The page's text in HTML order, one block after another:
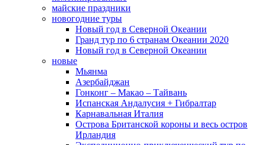
майские праздники
новогодние туры
Новый год в Северной Океании
Гранд тур по 6 странам Океании 2020
Новый год в Северной Океании
новые
Мьянма
Азербайджан
Гонконг – Макао – Тайвань
Испанская Андалусия + Гибралтар
Карнавальная Италия
Острова Британской короны и весь остров
Ирландия